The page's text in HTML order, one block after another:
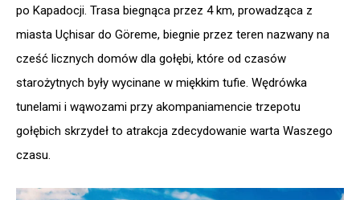
po Kapadocji. Trasa biegnąca przez 4 km, prowadząca z
miasta Uçhisar do Göreme, biegnie przez teren nazwany na
cześć licznych domów dla gołębi, które od czasów
starożytnych były wycinane w miękkim tufie. Wędrówka
tunelami i wąwozami przy akompaniamencie trzepotu
gołębich skrzydeł to atrakcja zdecydowanie warta Waszego
czasu.